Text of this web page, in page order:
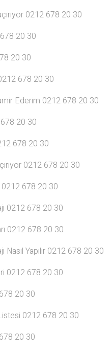
0212 678 20 30
20 30
20 30
678 20 30
Ederim 0212 678 20 30
20 30
678 20 30
0212 678 20 30
678 20 30
0212 678 20 30
0212 678 20 30
Yapılır 0212 678 20 30
0212 678 20 30
20 30
0212 678 20 30
20 30